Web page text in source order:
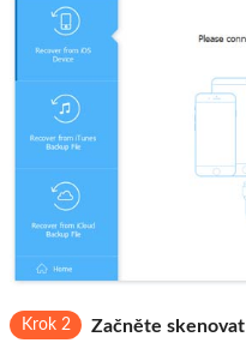
Krok 2 Začněte skenovat